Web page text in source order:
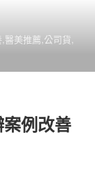
醫美推薦,公司貨,
例改善